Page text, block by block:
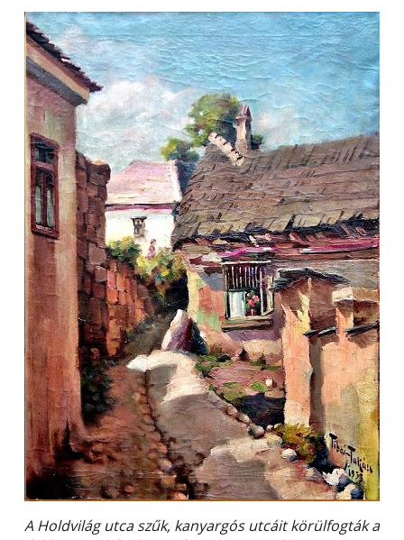
A Holdvilág utca szűk, kanyargós utcáit körülfogták a